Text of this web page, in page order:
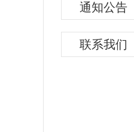
通知公告
联系我们